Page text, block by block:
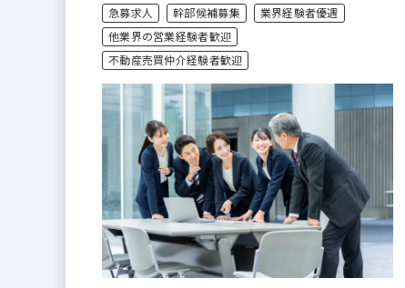
急募求人 幹部候補募集
業界経験者優遇
他業界の営業経験者歓迎
不動産売買仲介経験者歓迎